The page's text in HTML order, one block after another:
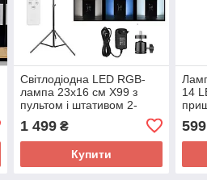
Світлодіодна LED RGB-
лампа 23х16 см X99 з
пультом і штативом 2-
студійне світло для фото
та відеознімань
1 499₴
Купити
14
599